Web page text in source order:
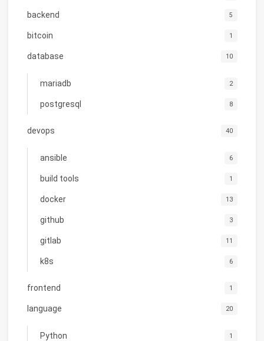
backend 5
bitcoin 1
database 10
mariadb 2
postgresql 8
devops 40
ansible 6
build tools 1
docker 13
github 3
gitlab 11
k8s 6
frontend 1
language 20
Python 1